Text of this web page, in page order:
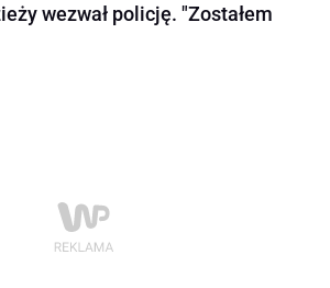
wezwał policję. "Zostałem